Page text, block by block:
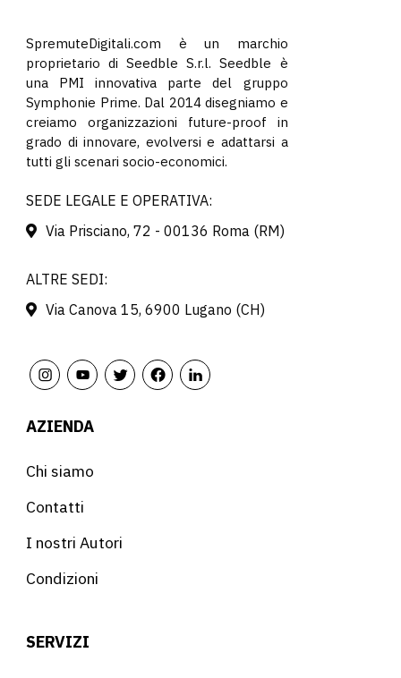
SpremuteDigitali.com è un marchio
proprietario di Seedble S.r.l. Seedble è
una PMI innovativa parte del gruppo
Symphonie Prime. Dal 2014 disegniamo e
creiamo organizzazioni future-proof in
grado di innovare, evolversi e adattarsi a
tutti gli scenari socio-economici.
SEDE LEGALE E OPERATIVA:
Via Prisciano, 72 - 00136 Roma (RM)
ALTRE SEDI:
Via Canova 15, 6900 Lugano (CH)
AZIENDA
Chi siamo
Contatti
I nostri Autori
Condizioni
SERVIZI